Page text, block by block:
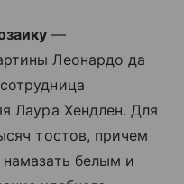
—
Леонардо да
Лаура Хендлен. Для
тостов, причем
белым и